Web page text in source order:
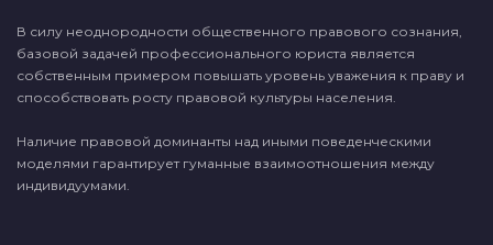
В силу неоднородности общественного правового сознания,
базовой задачей профессионального юриста является
собственным примером повышать уровень уважения к праву и
способствовать росту правовой культуры населения.
Наличие правовой доминанты над иными поведенческими
моделями гарантирует гуманные взаимоотношения между
индивидуумами.